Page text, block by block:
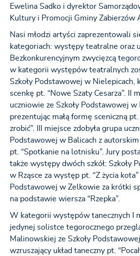
Ewelina Sadko i dyrektor
Kultury i Promocji Gminy Zabierzów
Nasi młodzi artyści zaprezentowali
kategoriach: występy teatralne oraz
Bezkonkurencyjnym zwycięzcą
w kategorii występów teatralnych
Szkoły Podstawowej w Nielepicach,
scenkę pt. “Nowe Szaty Cesarza”. II
uczniowie ze Szkoły Podstawowej w
prezentując małą formę sceniczną
zrobić”. III miejsce zdobyła grupa
Podstawowej w Balicach z
pt. “Spotkanie na lotnisku”. Jury
także występy dwóch szkół: Szkoły
w Rząsce za występ pt. “Z życia kota”
Podstawowej w Zelkowie za krótki
na podstawie wiersza “Rzepka”.
W kategorii występów tanecznych I
jedynej solistce tegorocznego
Malinowskiej ze Szkoły
wzruszający układ taneczny pt.